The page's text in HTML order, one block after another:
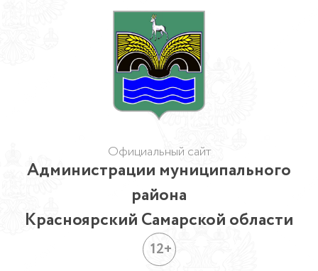
Официальный сайт
Администрации муниципального
района
Красноярский Самарской области
12+